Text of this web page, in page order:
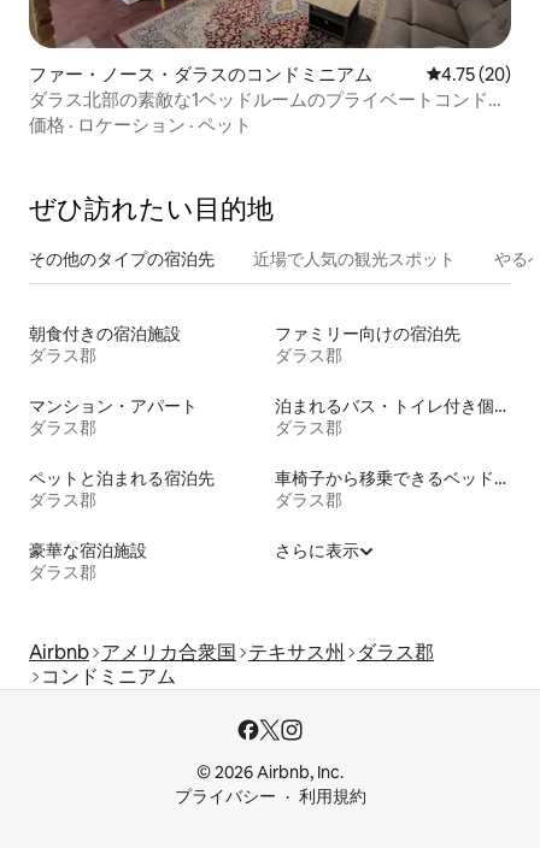
ファー・ノース・ダラスのコンドミニアム レビュー20
4.75 (20)
ダラス北部の素敵な1ベッドルームのプライベートコンドミ
ニアム
価格 · ロケーション · ペット
ぜひ訪⁠れ⁠た⁠い目⁠的⁠地
その他のタ⁠イ⁠プ⁠の宿⁠泊⁠先 近場で人気の観光スポット やる
朝食付きの宿泊施設
ダラス郡
ファミリー向けの宿泊先
ダラス郡
マンション・アパート
ダラス郡
泊まれるバス・トイレ付き個室
ダラス郡
ペットと泊まれる宿泊先
ダラス郡
車椅子から移乗できるベッドがある宿泊施設
ダラス郡
豪華な宿泊施設
ダラス郡
さらに表示
Airbnb アメリカ合衆国 テキサス州
ダラス郡
コンドミニアム
© 2026 Airbnb, Inc.
プライバシー
利用規約